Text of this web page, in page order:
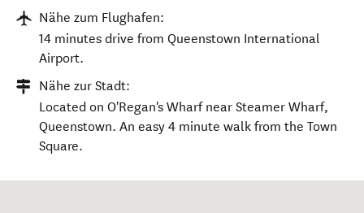
Nähe zum Flughafen:
14 minutes drive from Queenstown International
Airport.
Nähe zur Stadt:
Located on O'Regan's Wharf near Steamer Wharf,
Queenstown. An easy 4 minute walk from the Town
Square.